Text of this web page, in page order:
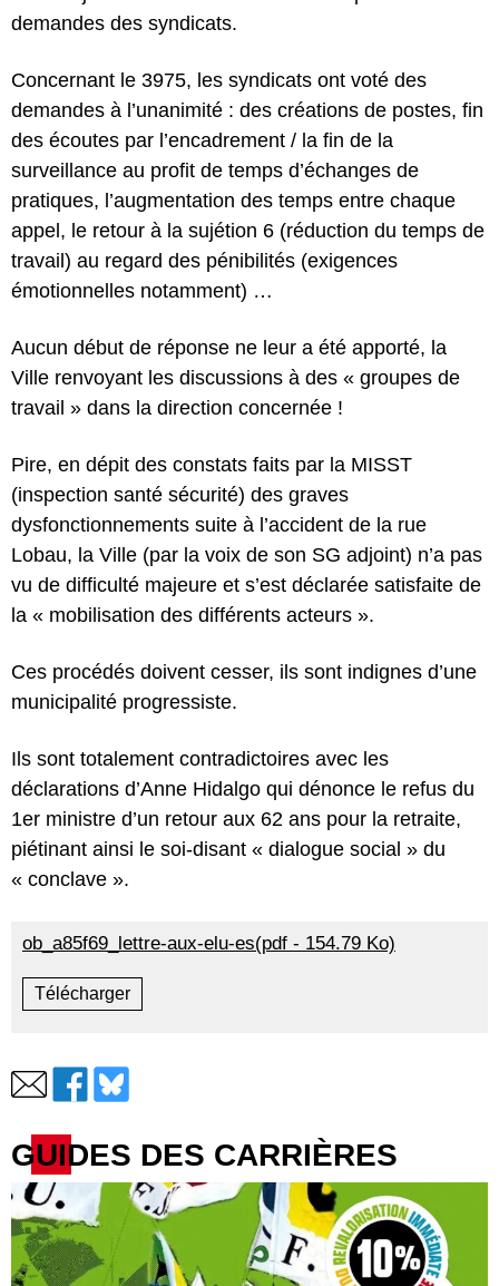
demandes des syndicats.
Concernant le 3975, les syndicats ont voté des
demandes à l’unanimité : des créations de postes, fin
des écoutes par l’encadrement / la fin de la
surveillance au profit de temps d’échanges de
pratiques, l’augmentation des temps entre chaque
appel, le retour à la sujétion 6 (réduction du temps de
travail) au regard des pénibilités (exigences
émotionnelles notamment) …
Aucun début de réponse ne leur a été apporté, la
Ville renvoyant les discussions à des « groupes de
travail » dans la direction concernée !
Pire, en dépit des constats faits par la MISST
(inspection santé sécurité) des graves
dysfonctionnements suite à l’accident de la rue
Lobau, la Ville (par la voix de son SG adjoint) n’a pas
vu de difficulté majeure et s’est déclarée satisfaite de
la « mobilisation des différents acteurs ».
Ces procédés doivent cesser, ils sont indignes d’une
municipalité progressiste.
Ils sont totalement contradictoires avec les
déclarations d’Anne Hidalgo qui dénonce le refus du
1er ministre d’un retour aux 62 ans pour la retraite,
piétinant ainsi le soi-disant « dialogue social » du
« conclave ».
ob_a85f69_lettre-aux-elu-es(pdf - 154.79 Ko)
Télécharger
GUIDES DES CARRIÈRES